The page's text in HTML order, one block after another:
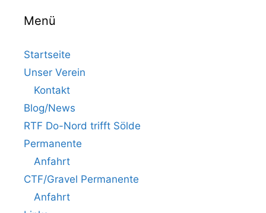
Menü
Startseite
Unser Verein
Kontakt
Blog/News
RTF Do-Nord trifft Sölde
Permanente
Anfahrt
CTF/Gravel Permanente
Anfahrt